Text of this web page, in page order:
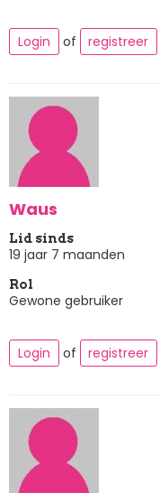
Login of registreer
Waus
Lid sinds
19 jaar 7 maanden
Rol
Gewone gebruiker
Login of registreer